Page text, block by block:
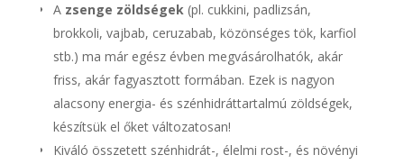
A zsenge zöldségek(pl. cukkini, padlizsán,
brokkoli, vajbab, ceruzabab, közönséges tök, karfiol
stb.) ma már egész évben megvásárolhatók, akár
friss, akár fagyasztott formában. Ezek is nagyon
alacsony energia- és szénhidráttartalmú zöldségek,
készítsük el őket változatosan!
Kiváló összetett szénhidrát-, élelmi rost-, és növényi